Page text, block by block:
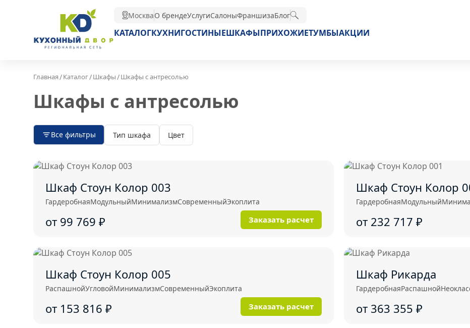
МоскваО брендеУслугиСалоныФраншизаБлог
КАТАЛОГКУХНИГОСТИНЫЕШКАФЫПРИХОЖИЕТУМБЫАКЦИИ
Главная/Каталог/Шкафы/Шкафы с антресолью
Шкафы с антресолью
Все фильтры Тип шкафа Цвет
Шкаф Стоун Колор 003
ГардеробнаяМодульныйМинимализмСовременныйЭкоплита
от 99 769 ₽ Заказать расчет
Шкаф Стоун Колор
ГардеробнаяМодульный
от 232 717 ₽
Шкаф Стоун Колор 005
РаспашнойУгловойМинимализмСовременныйЭкоплита
от 153 816 ₽ Заказать расчет
Шкаф Рикарда
ГардеробнаяРаспашной
от 363 355 ₽